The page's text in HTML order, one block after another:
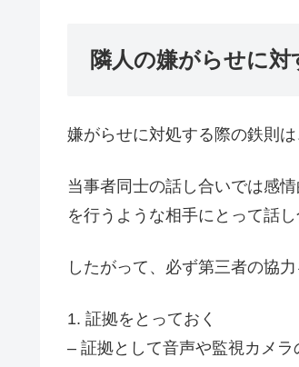
隣人の嫌がらせに
嫌がらせに対処する際の鉄則
当事者同士の話し合いでは感
を行うような相手にとって話
したがって、必ず第三者の協
1. 証拠をとっておく
– 証拠として音声や監視カメラ